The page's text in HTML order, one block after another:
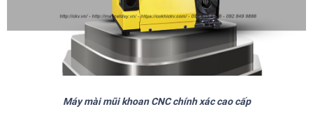
Máy mài mũi khoan CNC chính xác cao cấp